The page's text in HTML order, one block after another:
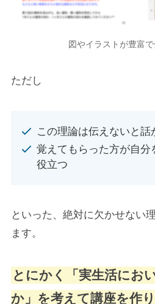
図やイラストが豊富
ただし
この理論は伝えないと話
覚えてもらった方が自分
役立つ
といった、絶対に欠かせない
ます。
とにかく「実生活にお
か」を考えて講座を作り